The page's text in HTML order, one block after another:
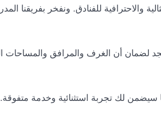
للفنادق. ونفخر بفريقنا
لضمان أن الغرف والمرافق والمساحات
سيضمن لك تجربة استثنائية وخدمة متفوقة.